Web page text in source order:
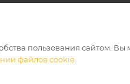
пользования сайтом. Вы
файлов cookie